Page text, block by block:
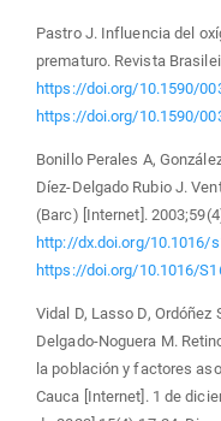
Pastro J. Influencia del
prematuro. Revista
https://doi.org/10.1590/
https://doi.org/10.1590/
Bonillo Perales A,
Díez-Delgado Rubio J.
(Barc) [Internet].
http://dx.doi.org/10.1016/
https://doi.org/10.1016/
Vidal D, Lasso D, Ordóñez
Delgado-Noguera M.
la población y factores
Cauca [Internet]. 1 de